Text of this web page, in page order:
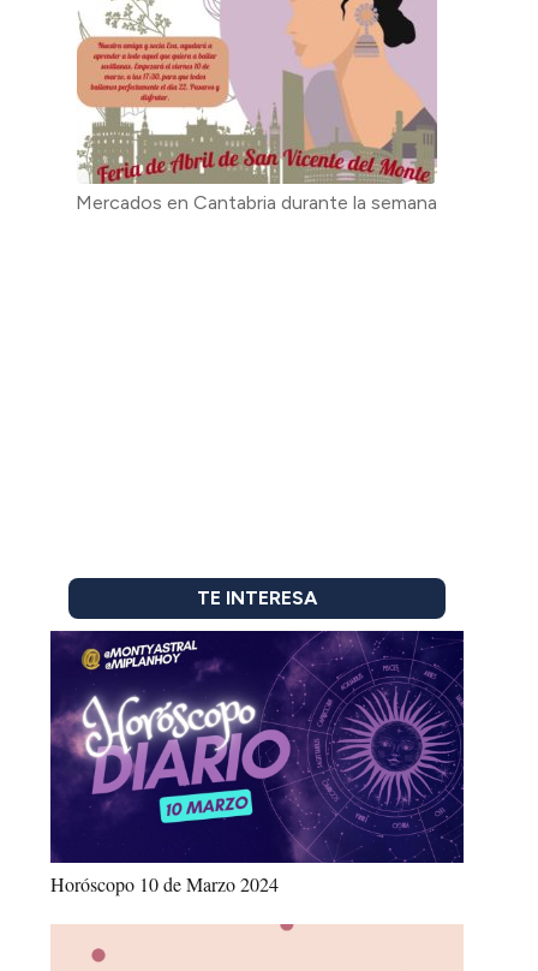
Mercados en Cantabria durante la semana
TE INTERESA
Horóscopo 10 de Marzo 2024